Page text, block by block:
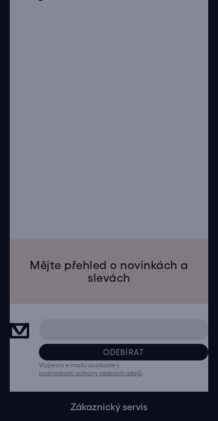
Mějte přehled o novinkách a
slevách
ODEBÍRAT
Vložením e-mailu souhlasíte s
podmínkami ochrany osobních údajů
Zákaznický servis